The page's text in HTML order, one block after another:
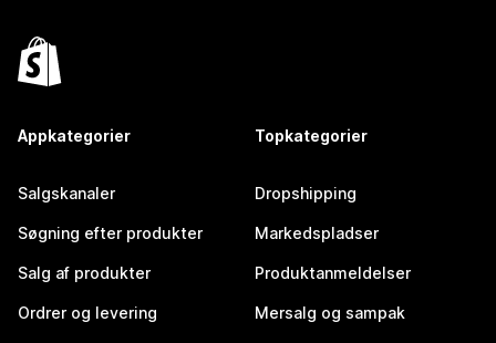
Appkategorier
Salgskanaler
Søgning efter produkter
Salg af produkter
Ordrer og levering
Topkategorier
Dropshipping
Markedspladser
Produktanmeldelser
Mersalg og sampak